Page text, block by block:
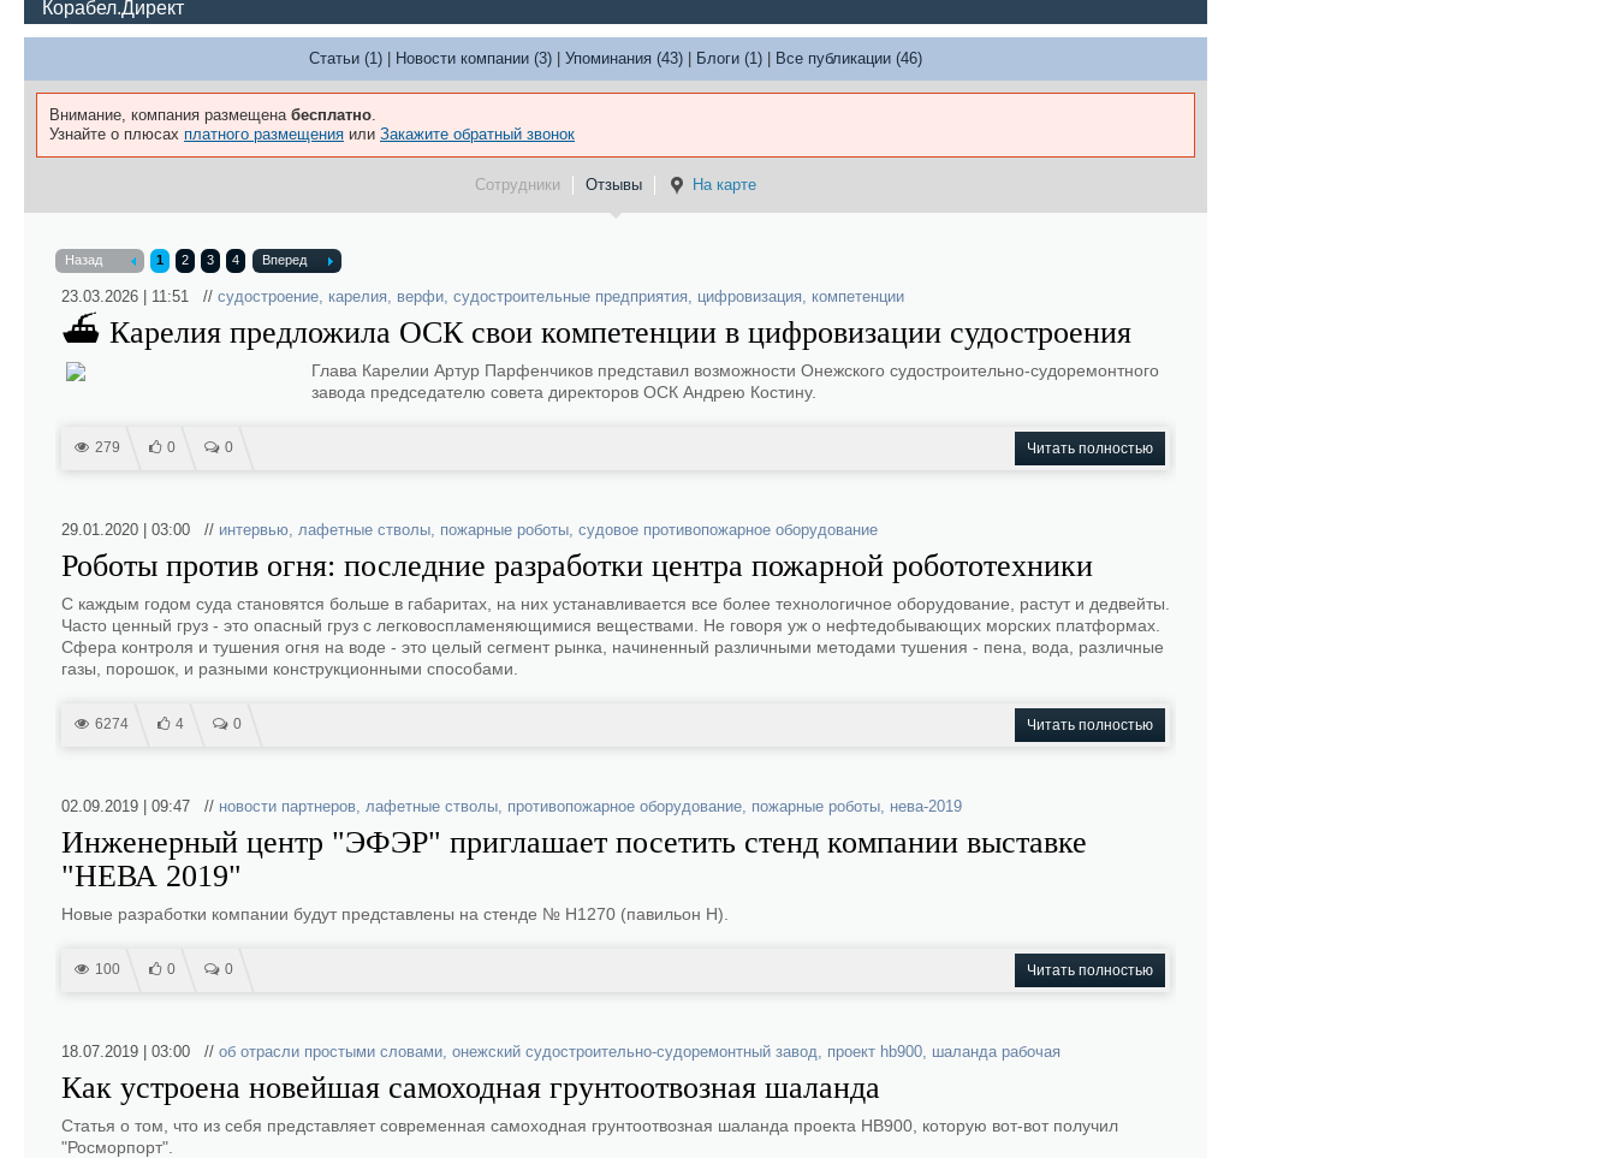
Корабел.Директ
Статьи (1) Новости компании (3) Упоминания (43) Блоги (1) Все публикации (46)
Внимание, компания размещена бесплатно.
Узнайте о плюсах платного размещения или Закажите обратный звонок
Сотрудники Отзывы На карте
Назад 1 2 3 4 Вперед
23.03.2026 | 11:51 // судостроение, карелия, верфи, судостроительные предприятия, цифровизация, компетенции
⛴ Карелия предложила ОСК свои компетенции в цифровизации судостроения
Глава Карелии Артур Парфенчиков представил возможности Онежского судостроительно-судоремонтного
завода председателю совета директоров ОСК Андрею Костину.
279 0 0 Читать полностью
29.01.2020 | 03:00 // интервью, лафетные стволы, пожарные роботы, судовое противопожарное оборудование
Роботы против огня: последние разработки центра пожарной робототехники
С каждым годом суда становятся больше в габаритах, на них устанавливается все более технологичное оборудование, растут и дедвейты.
Часто ценный груз - это опасный груз с легковоспламеняющимися веществами. Не говоря уж о нефтедобывающих морских платформах.
Сфера контроля и тушения огня на воде - это целый сегмент рынка, начиненный различными методами тушения - пена, вода, различные
газы, порошок, и разными конструкционными способами.
6274 4 0 Читать полностью
02.09.2019 | 09:47 // новости партнеров, лафетные стволы, противопожарное оборудование, пожарные роботы, нева-2019
Инженерный центр "ЭФЭР" приглашает посетить стенд компании выставке
"НЕВА 2019"
Новые разработки компании будут представлены на стенде № H1270 (павильон H).
100 0 0 Читать полностью
18.07.2019 | 03:00 // об отрасли простыми словами, онежский судостроительно-судоремонтный завод, проект hb900, шаланда рабочая
Как устроена новейшая самоходная грунтоотвозная шаланда
Статья о том, что из себя представляет современная самоходная грунтоотвозная шаланда проекта HB900, которую вот-вот получил
"Росморпорт".